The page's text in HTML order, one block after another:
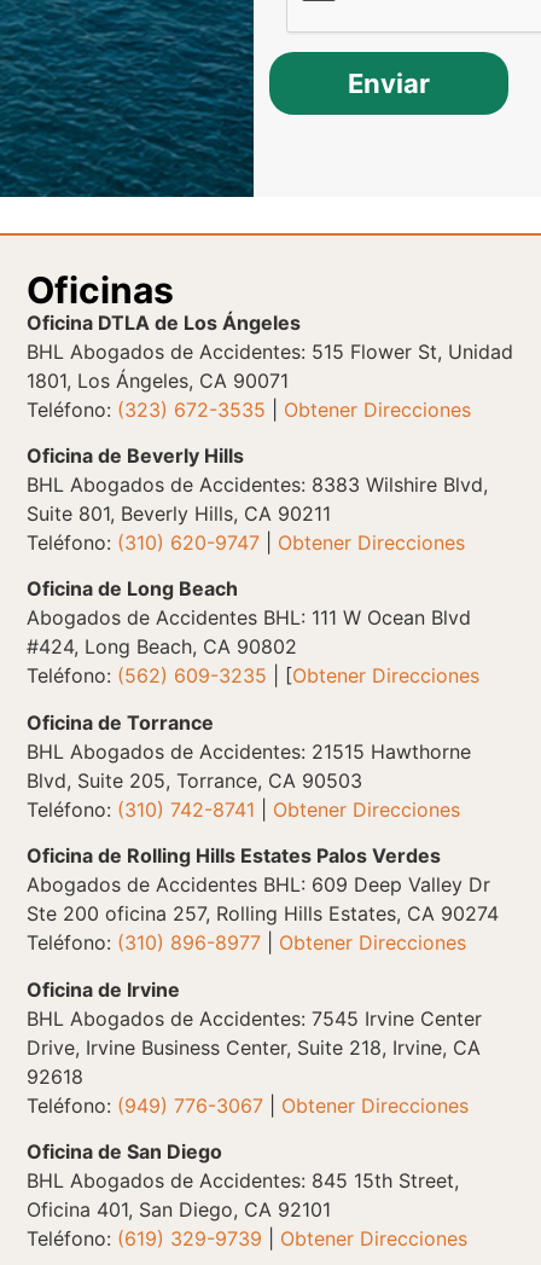
Enviar
Oficinas
Oficina DTLA de Los Ángeles
BHL Abogados de Accidentes: 515 Flower St, Unidad
1801, Los Ángeles, CA 90071
Teléfono: (323) 672-3535
Obtener Direcciones
Oficina de Beverly Hills
BHL Abogados de Accidentes: 8383 Wilshire Blvd,
Suite 801, Beverly Hills, CA 90211
Teléfono: (310) 620-9747
Obtener Direcciones
Oficina de Long Beach
Abogados de Accidentes BHL: 111 W Ocean Blvd
#424, Long Beach, CA 90802
Teléfono: (562) 609-3235 | [Obtener Direcciones
Oficina de Torrance
BHL Abogados de Accidentes: 21515 Hawthorne
Blvd, Suite 205, Torrance, CA 90503
Teléfono: (310) 742-8741
Obtener Direcciones
Oficina de Rolling Hills Estates Palos Verdes
Abogados de Accidentes BHL: 609 Deep Valley Dr
Ste 200 oficina 257, Rolling Hills Estates, CA 90274
Teléfono: (310) 896-8977
Obtener Direcciones
Oficina de Irvine
BHL Abogados de Accidentes: 7545 Irvine Center
Drive, Irvine Business Center, Suite 218, Irvine, CA
92618
Teléfono: (949) 776-3067
Obtener Direcciones
Oficina de San Diego
BHL Abogados de Accidentes: 845 15th Street,
Oficina 401, San Diego, CA 92101
Teléfono: (619) 329-9739 Obtener Direcciones